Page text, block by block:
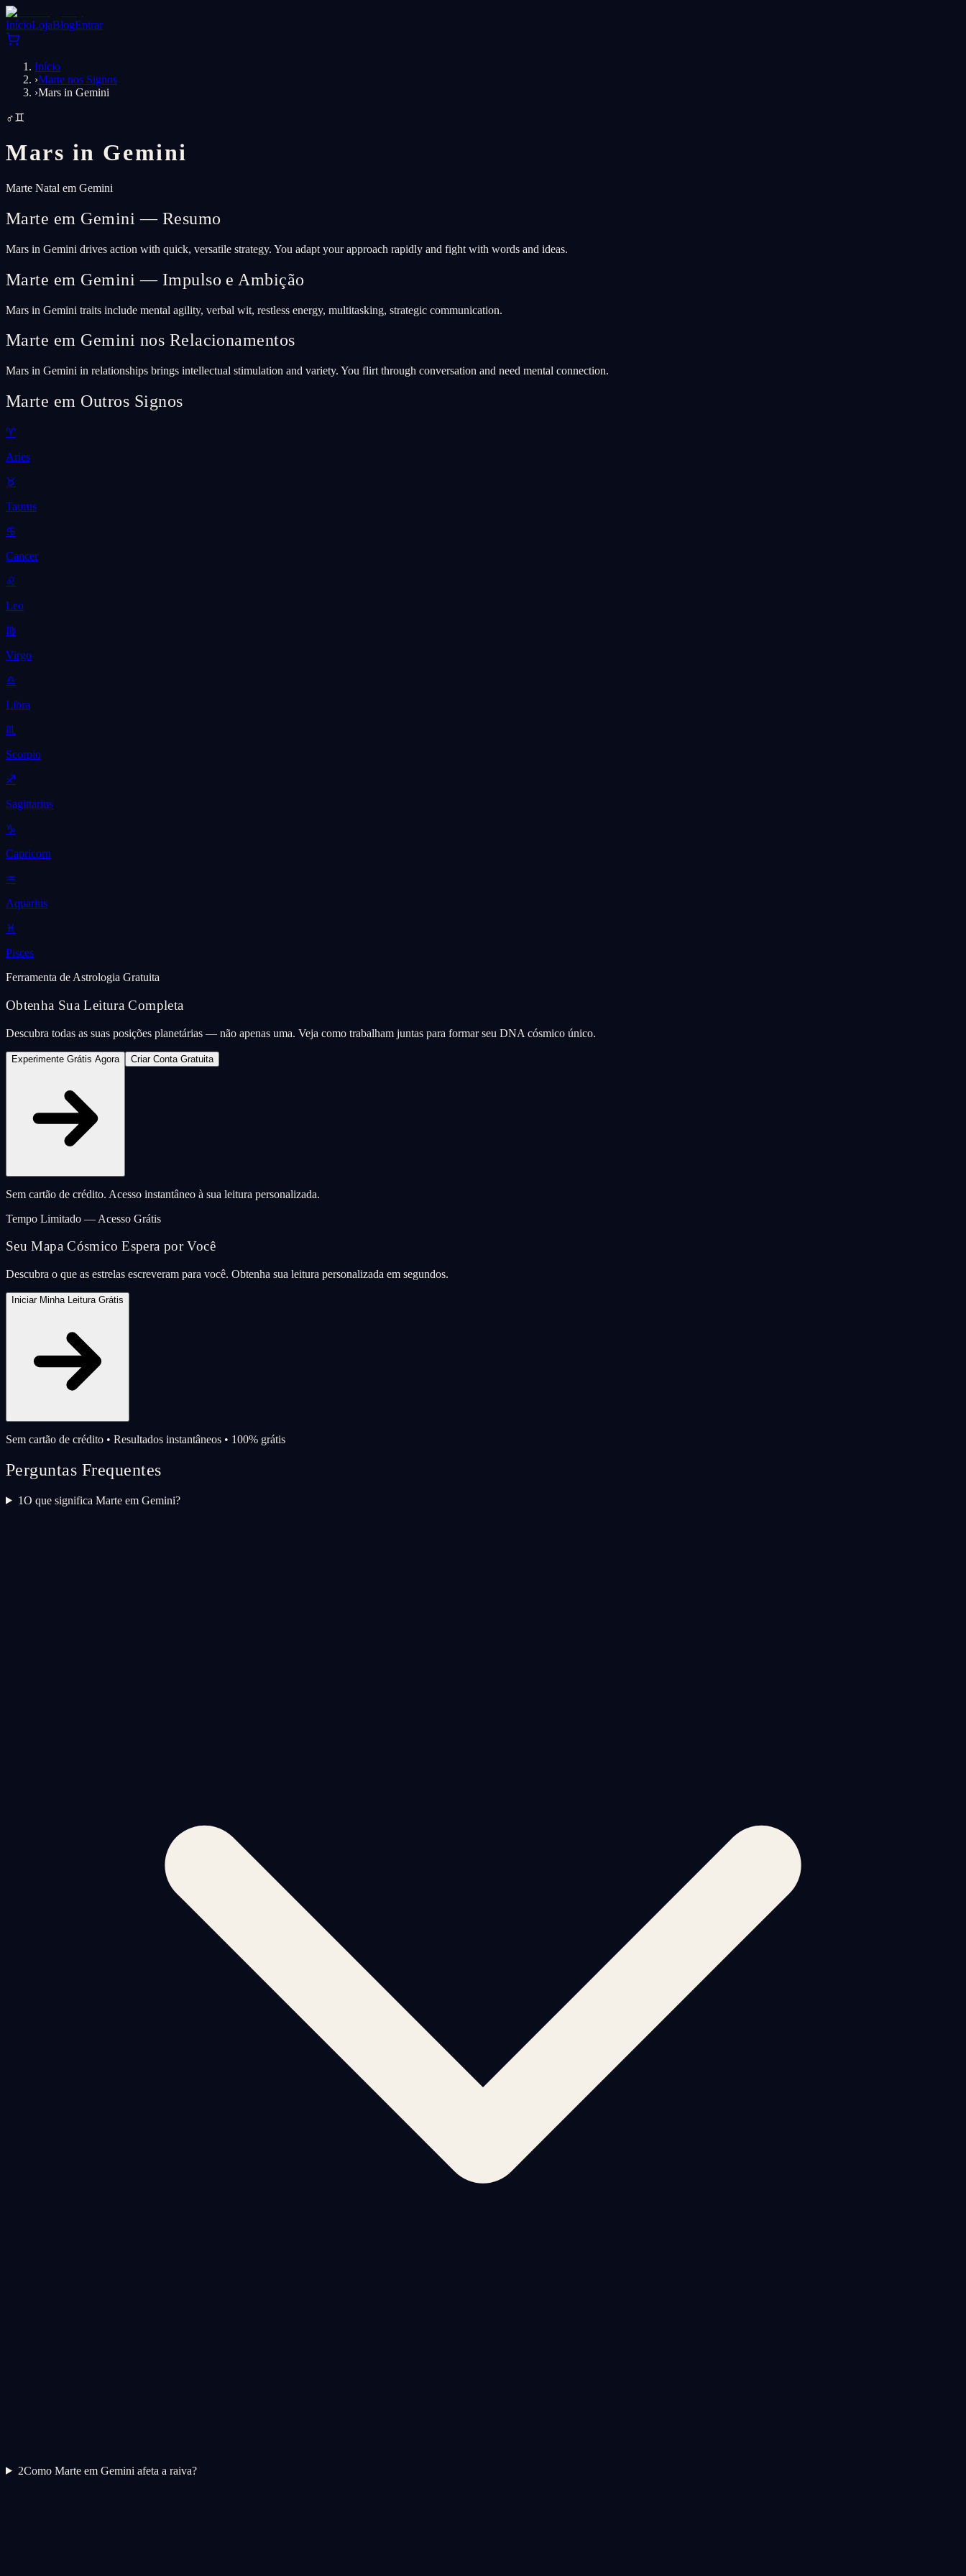
InícioLojaBlogEntrar
Início
›Marte nos Signos
›Mars in Gemini
♂♊
Mars in Gemini
Marte Natal em Gemini
Marte em Gemini — Resumo
Mars in Gemini drives action with quick, versatile strategy. You adapt your approach rapidly and fight with words and ideas.
Marte em Gemini — Impulso e Ambição
Mars in Gemini traits include mental agility, verbal wit, restless energy, multitasking, strategic communication.
Marte em Gemini nos Relacionamentos
Mars in Gemini in relationships brings intellectual stimulation and variety. You flirt through conversation and need mental connection.
Marte em Outros Signos
♈
Aries
♉
Taurus
♋
Cancer
♌
Leo
♍
Virgo
♎
Libra
♏
Scorpio
♐
Sagittarius
♑
Capricorn
♒
Aquarius
♓
Pisces
Ferramenta de Astrologia Gratuita
Obtenha Sua Leitura Completa
Descubra todas as suas posições planetárias — não apenas uma. Veja como trabalham juntas para formar seu DNA cósmico único.
Experimente Grátis Agora Criar Conta Gratuita
Sem cartão de crédito. Acesso instantâneo à sua leitura personalizada.
Tempo Limitado — Acesso Grátis
Seu Mapa Cósmico Espera por Você
Descubra o que as estrelas escreveram para você. Obtenha sua leitura personalizada em segundos.
Iniciar Minha Leitura Grátis
Sem cartão de crédito • Resultados instantâneos • 100% grátis
Perguntas Frequentes
1O que significa Marte em Gemini?
2Como Marte em Gemini afeta a raiva?